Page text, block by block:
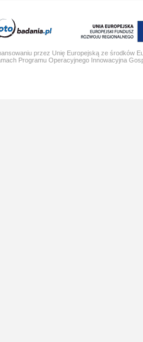
przez Unię Europejską ze środków
Programu Operacyjnego Innowacyjna